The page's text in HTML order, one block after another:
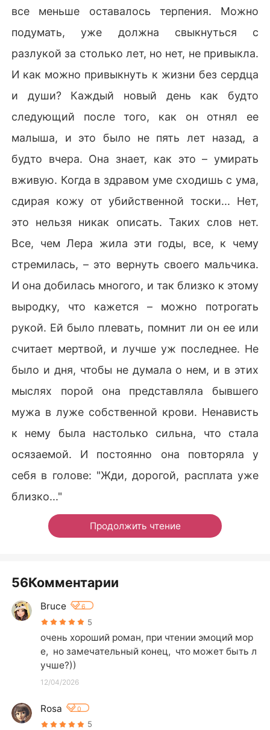
все меньше оставалось терпения. Можно
подумать, уже должна свыкнуться с
разлукой за столько лет, но нет, не привыкла.
И как можно привыкнуть к жизни без сердца
и души? Каждый новый день как будто
следующий после того, как он отнял ее
малыша, и это было не пять лет назад, а
будто вчера. Она знает, как это – умирать
вживую. Когда в здравом уме сходишь с ума,
сдирая кожу от убийственной тоски... Нет,
это нельзя никак описать. Таких слов нет.
Все, чем Лера жила эти годы, все, к чему
стремилась, – это вернуть своего мальчика.
И она добилась многого, и так близко к этому
выродку, что кажется – можно потрогать
рукой. Ей было плевать, помнит ли он ее или
считает мертвой, и лучше уж последнее. Не
было и дня, чтобы не думала о нем, и в этих
мыслях порой она представляла бывшего
мужа в луже собственной крови. Ненависть
к нему была настолько сильна, что стала
осязаемой. И постоянно она повторяла у
себя в голове: "Жди, дорогой, расплата уже
близко..."
Продолжить чтение
56Комментарии
Bruce 6
5
очень хороший роман, при чтении эмоций мор
е,  но замечательный конец,  что может быть л
учше?))
12/04/2026
Rosa 0
5